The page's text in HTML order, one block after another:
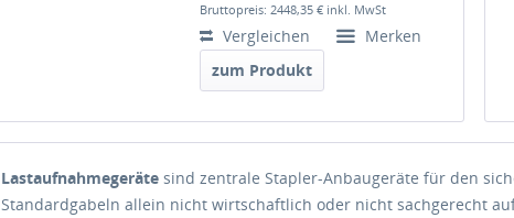
Bruttopreis: 2448,35 € inkl. MwSt
Vergleichen
Merken
zum Produkt
Lastaufnahmegeräte sind zentrale Stapler-Anbaugeräte für den
Standardgabeln allein nicht wirtschaftlich oder nicht sachgerecht